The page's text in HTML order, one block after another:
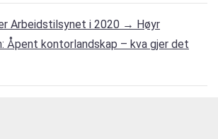
Arbeidstilsynet i 2020 → Høyr
Åpent kontorlandskap – kva gjer det